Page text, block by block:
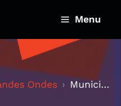
Menu
Ondes Municipales, réflexions et Fashion week : émission...